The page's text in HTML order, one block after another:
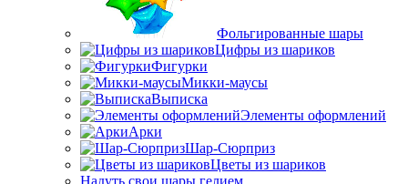
Фольгированные шары
Цифры из шариков
Фигурки
Микки-маусы
Выписка
Элементы оформлений
Арки
Шар-Сюрприз
Цветы из шариков
Надуть свои шары гелием